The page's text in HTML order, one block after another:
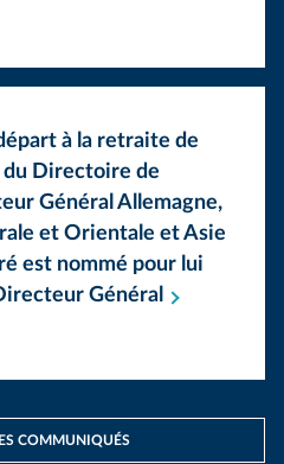
à la retraite de
Directoire de
Général Allemagne,
et Orientale et Asie
est nommé pour lui
Général
COMMUNIQUÉS